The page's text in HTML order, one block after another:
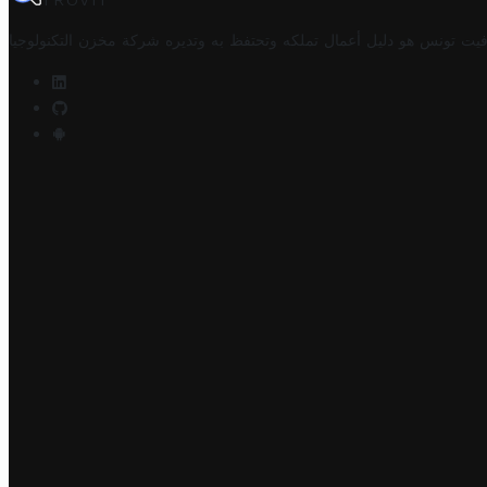
تونس هو دليل أعمال تملكه وتحتفظ به وتديره شركة مخزن التكنولوجيا